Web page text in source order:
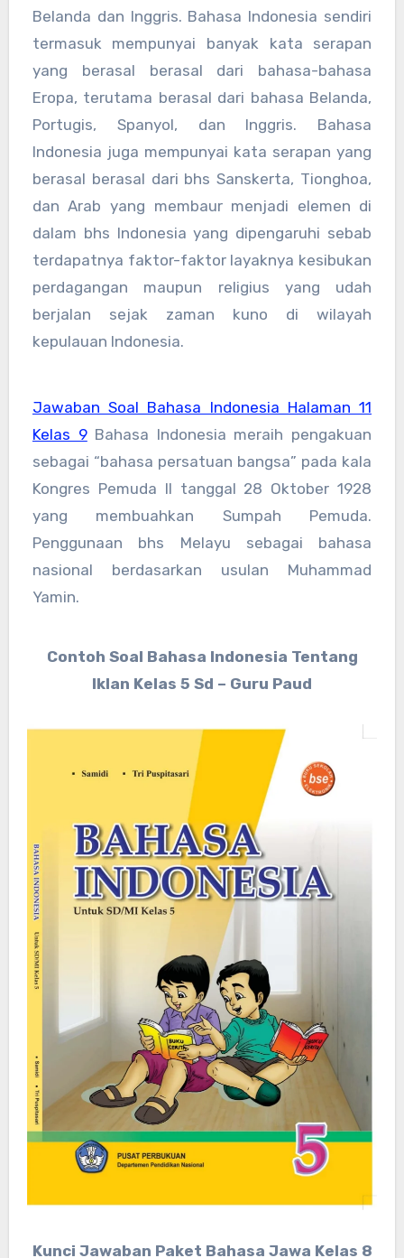
Belanda dan Inggris. Bahasa Indonesia sendiri
termasuk mempunyai banyak kata serapan
yang berasal berasal dari bahasa-bahasa
Eropa, terutama berasal dari bahasa Belanda,
Portugis, Spanyol, dan Inggris. Bahasa
Indonesia juga mempunyai kata serapan yang
berasal berasal dari bhs Sanskerta, Tionghoa,
dan Arab yang membaur menjadi elemen di
dalam bhs Indonesia yang dipengaruhi sebab
terdapatnya faktor-faktor layaknya kesibukan
perdagangan maupun religius yang udah
berjalan sejak zaman kuno di wilayah
kepulauan Indonesia.
Jawaban Soal Bahasa Indonesia Halaman 11
Kelas 9Bahasa Indonesia meraih pengakuan
sebagai “bahasa persatuan bangsa” pada kala
Kongres Pemuda II tanggal 28 Oktober 1928
yang membuahkan Sumpah Pemuda.
Penggunaan bhs Melayu sebagai bahasa
nasional berdasarkan usulan Muhammad
Yamin.
Contoh Soal Bahasa Indonesia Tentang
Iklan Kelas 5 Sd – Guru Paud
Kunci Jawaban Paket Bahasa Jawa Kelas 8